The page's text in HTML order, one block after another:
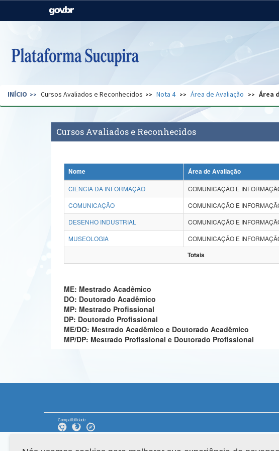
Casa Civil
Pecuária e Abastecimento
Ministério
Regional
Secretaria de Governo Gabinete de Segurança Advocacia-
INÍCIO Cursos Avaliados e Reconhecidos Nota 4 Área de Avaliação Área
Cursos Avaliados e Reconhecidos
Nome
Área de Avaliação
CIÊNCIA DA INFORMAÇÃO
COMUNICAÇÃO E
COMUNICAÇÃO
COMUNICAÇÃO E
DESENHO INDUSTRIAL
COMUNICAÇÃO E
MUSEOLOGIA
COMUNICAÇÃO E
Totais
ME: Mestrado Acadêmico
DO: Doutorado Acadêmico
MP: Mestrado Profissional
DP: Doutorado Profissional
ME/DO: Mestrado Acadêmico e Doutorado Acadêmico
MP/DP: Mestrado Profissional e Doutorado Profissional
Compatibilidade